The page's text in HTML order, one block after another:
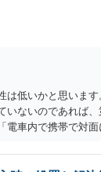
は低いかと思いま
いないのであれば
車内で携帯で対
捕勾留されるケー